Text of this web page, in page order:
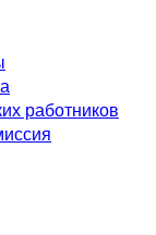
работников